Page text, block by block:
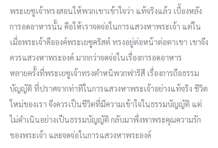
พระเยซูเจ้าทรงสอนให้พวกเขาเข้าใจว่า แท้จริงแล้ว เบื้องหลัง
การอดอาหารนั้น คือให้เราจดจ่อในการแสวงหาพระเจ้า แต่ใน
เมื่อพระเจ้าคือองค์พระเยซูคริสต์ ทรงอยู่ต่อหน้าต่อตาเขา เขาจึง
ควรแสวงหาพระองค์ มากกว่าจดจ่อในเรื่องการอดอาหาร
หลายครั้งที่พระเยซูเจ้าทรงตำหนิพวกฟาริสี เรื่องการถือธรรม
บัญญัติ ที่ปราศจากท่าทีในการแสวงหาพระเจ้าอย่างแท้จริง ชีวิต
ใหม่ของเรา จึงควรเป็นชีวิตที่มีความเข้าใจในธรรมบัญญัติ แต่
ไม่ดำเนินอย่างเป็นธรรมบัญญัติ กลับมาพึ่งพาพระคุณความรัก
ของพระเจ้า และจดจ่อในการแสวงหาพระองค์